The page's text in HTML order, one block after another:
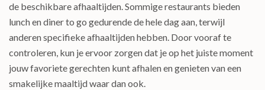
de beschikbare afhaaltijden. Sommige restaurants bieden
lunch en diner to go gedurende de hele dag aan, terwijl
anderen specifieke afhaaltijden hebben. Door vooraf te
controleren, kun je ervoor zorgen dat je op het juiste moment
jouw favoriete gerechten kunt afhalen en genieten van een
smakelijke maaltijd waar dan ook.